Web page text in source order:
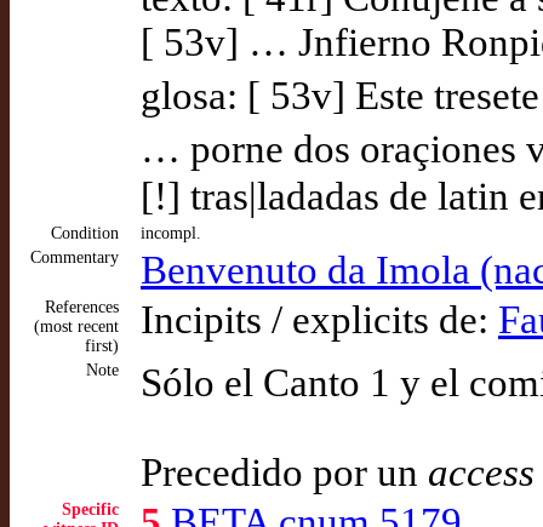
[ 53v] … Jnfierno
glosa: [ 53v] Este
… porne dos oraçiones
[!] tras|ladadas de latin
Condition
incompl.
Commentary
Benvenuto da Imola
References
(most recent
first)
Incipits / explicits de:
Note Sólo el Canto 1 y el
Precedido por un access
Specific